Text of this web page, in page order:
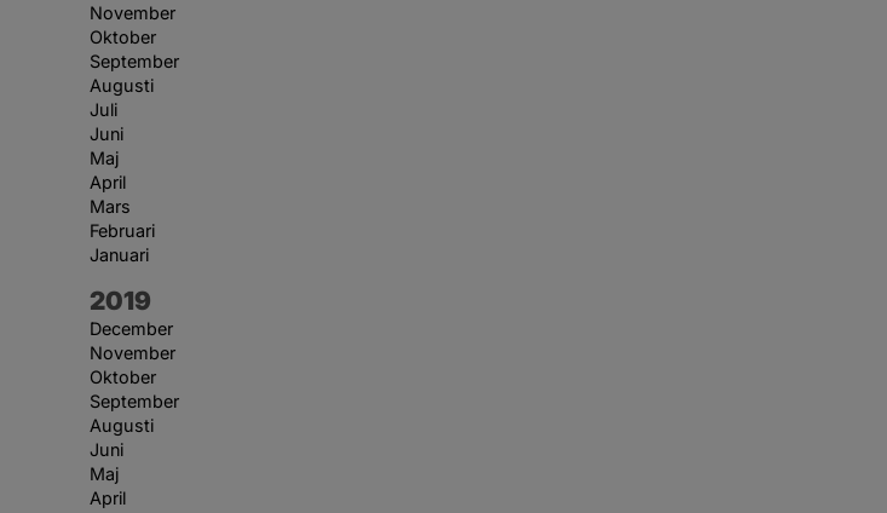
November
Oktober
September
Augusti
Juli
Juni
Maj
April
Mars
Februari
Januari
År:
2019
December
November
Oktober
September
Augusti
Juni
Maj
April